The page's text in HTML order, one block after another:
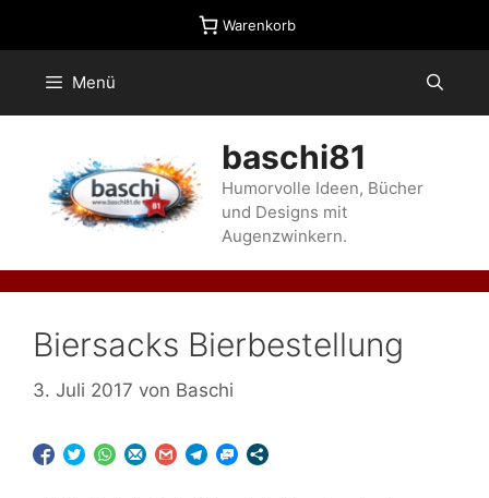
Warenkorb
Menü
baschi81
Humorvolle Ideen, Bücher
und Designs mit
Augenzwinkern.
Biersacks Bierbestellung
3. Juli 2017 von Baschi